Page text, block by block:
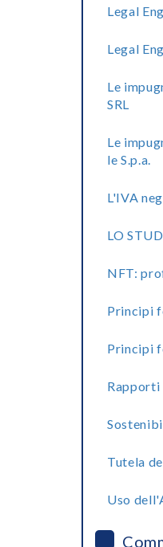
Legal
Legal
Le
SRL
Le
le S.p.a.
L'IVA
LO
NFT:
Principi
Principi
Rapporti
Tutela
Uso